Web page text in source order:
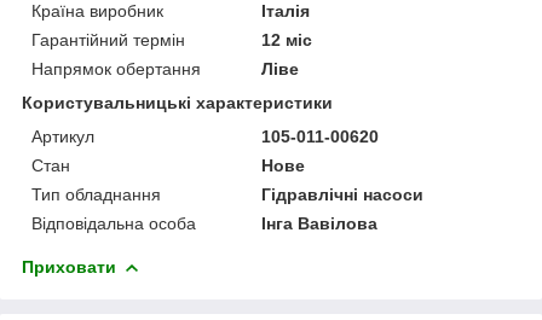
Країна виробник
Італія
Гарантійний термін
12 міс
Напрямок обертання
Ліве
Користувальницькі характеристики
Артикул
105-011-00620
Стан
Нове
Тип обладнання
Гідравлічні насоси
Відповідальна особа
Інга Вавілова
Приховати